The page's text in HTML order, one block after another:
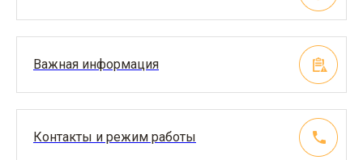
Важная информация
Контакты и режим работы